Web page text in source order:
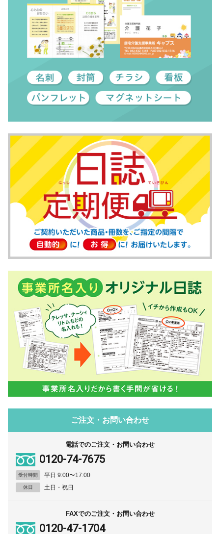
ご注文・お問い合わせ
電話でのご注文・お問い合わせ
0120-74-7675
受付時間 平日 9:00〜17:00
休日 土日・祝日
FAXでのご注文・お問い合わせ
0120-47-1704